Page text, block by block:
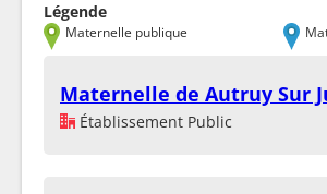
Légende
Maternelle publique
Maternelle de Autruy Sur
Établissement Public